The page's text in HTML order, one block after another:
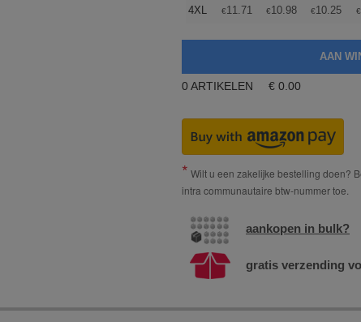
4XL €11.71 €10.98 €10.25 €
0 ARTIKELEN € 0.00
Wilt u een zakelijke bestelling doen?
intra communautaire btw-nummer toe.
aankopen in bulk?
gratis verzending